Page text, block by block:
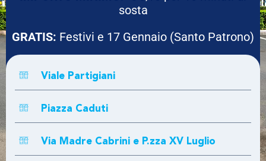
sosta
GRATIS: Festivi e 17 Gennaio (Santo Patrono)
Viale Partigiani
Piazza Caduti
Via Madre Cabrini e P.zza XV Luglio